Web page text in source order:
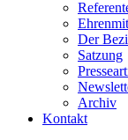
Der
Satzung
Archiv
Kontakt